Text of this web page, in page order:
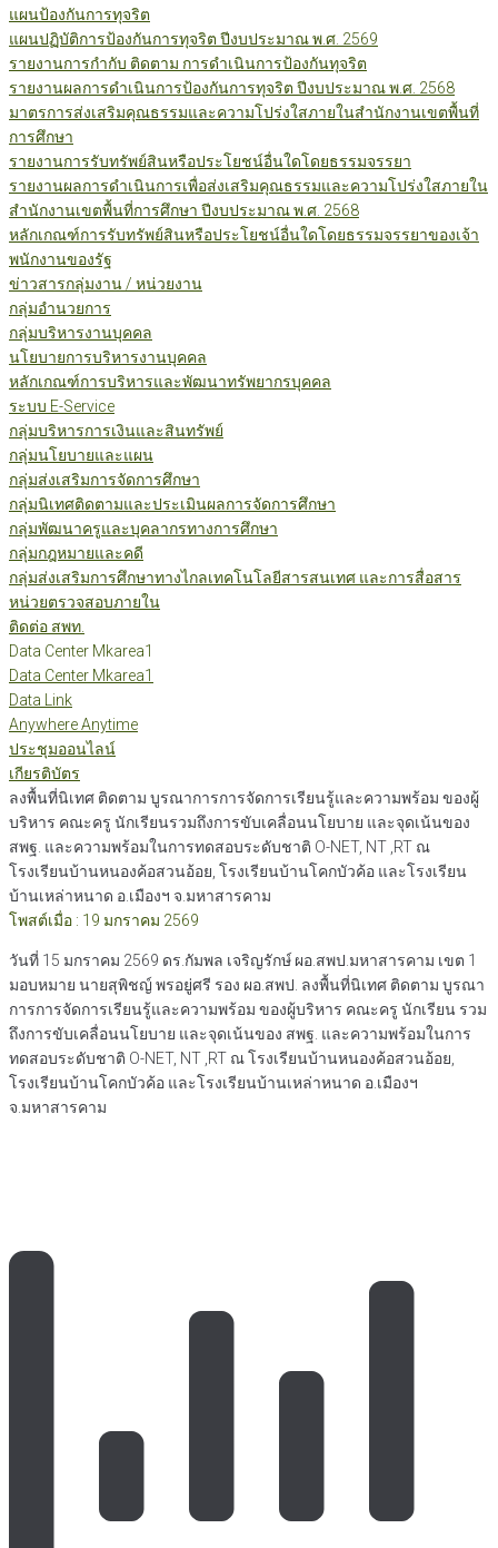
แผนป้องกันการทุจริต
แผนปฏิบัติการป้องกันการทุจริต ปีงบประมาณ พ.ศ. 2569
รายงานการกำกับ ติดตาม การดำเนินการป้องกันทุจริต
รายงานผลการดำเนินการป้องกันการทุจริต ปีงบประมาณ พ.ศ. 2568
มาตรการส่งเสริมคุณธรรมและความโปร่งใสภายในสำนักงานเขตพื้นที่
การศึกษา
รายงานการรับทรัพย์สินหรือประโยชน์อื่นใดโดยธรรมจรรยา
รายงานผลการดำเนินการเพื่อส่งเสริมคุณธรรมและความโปร่งใสภายใน
สำนักงานเขตพื้นที่การศึกษา ปีงบประมาณ พ.ศ. 2568
หลักเกณฑ์การรับทรัพย์สินหรือประโยชน์อื่นใดโดยธรรมจรรยาของเจ้า
พนักงานของรัฐ
ข่าวสารกลุ่มงาน / หน่วยงาน
กลุ่มอำนวยการ
กลุ่มบริหารงานบุคคล
นโยบายการบริหารงานบุคคล
หลักเกณฑ์การบริหารและพัฒนาทรัพยากรบุคคล
ระบบ E-Service
กลุ่มบริหารการเงินและสินทรัพย์
กลุ่มนโยบายและแผน
กลุ่มส่งเสริมการจัดการศึกษา
กลุ่มนิเทศติดตามและประเมินผลการจัดการศึกษา
กลุ่มพัฒนาครูและบุคลากรทางการศึกษา
กลุ่มกฎหมายและคดี
กลุ่มส่งเสริมการศึกษาทางไกลเทคโนโลยีสารสนเทศ และการสื่อสาร
หน่วยตรวจสอบภายใน
ติดต่อ สพท.
Data Center Mkarea1
Data Center Mkarea1
Data Link
Anywhere Anytime
ประชุมออนไลน์
เกียรติบัตร
ลงพื้นที่นิเทศ ติดตาม บูรณาการการจัดการเรียนรู้และความพร้อม ของผู้
บริหาร คณะครู นักเรียนรวมถึงการขับเคลื่อนนโยบาย และจุดเน้นของ
สพฐ. และความพร้อมในการทดสอบระดับชาติ O-NET, NT ,RT ณ
โรงเรียนบ้านหนองค้อสวนอ้อย, โรงเรียนบ้านโคกบัวค้อ และโรงเรียน
บ้านเหล่าหนาด อ.เมืองฯ จ.มหาสารคาม
โพสต์เมื่อ : 19 มกราคม 2569
วันที่ 15 มกราคม 2569 ดร.กัมพล เจริญรักษ์ ผอ.สพป.มหาสารคาม เขต 1
มอบหมาย นายสุพิชญ์ พรอยู่ศรี รอง ผอ.สพป. ลงพื้นที่นิเทศ ติดตาม บูรณา
การการจัดการเรียนรู้และความพร้อม ของผู้บริหาร คณะครู นักเรียน รวม
ถึงการขับเคลื่อนนโยบาย และจุดเน้นของ สพฐ. และความพร้อมในการ
ทดสอบระดับชาติ O-NET, NT ,RT ณ โรงเรียนบ้านหนองค้อสวนอ้อย,
โรงเรียนบ้านโคกบัวค้อ และโรงเรียนบ้านเหล่าหนาด อ.เมืองฯ
จ.มหาสารคาม